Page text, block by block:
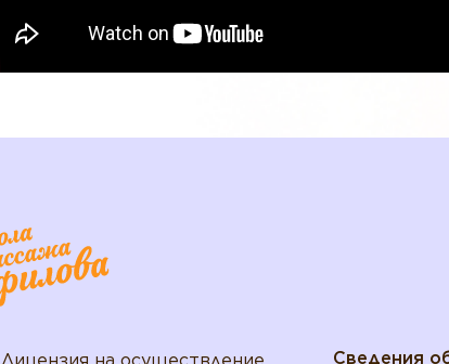
Сведения